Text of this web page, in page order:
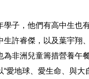
子，他們有高中生也
許睿傑，以及葉宇翔
非洲兒童籌措營養午
愛地球、愛生命、與